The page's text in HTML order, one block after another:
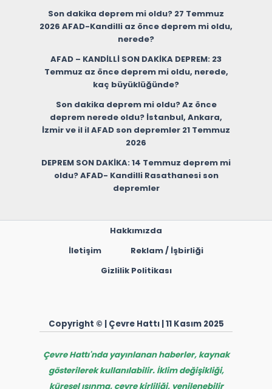
Son dakika deprem mi oldu? 27 Temmuz
2026 AFAD-Kandilli az önce deprem mi oldu,
nerede?
AFAD – KANDİLLİ SON DAKİKA DEPREM: 23
Temmuz az önce deprem mi oldu, nerede,
kaç büyüklüğünde?
Son dakika deprem mi oldu? Az önce
deprem nerede oldu? İstanbul, Ankara,
İzmir ve il il AFAD son depremler 21 Temmuz
2026
DEPREM SON DAKİKA: 14 Temmuz deprem mi
oldu? AFAD- Kandilli Rasathanesi son
depremler
Hakkımızda
İletişim
Reklam / İşbirliği
Gizlilik Politikası
Copyright © | Çevre Hattı | 11 Kasım 2025
Çevre Hattı'nda yayınlanan haberler, kaynak
gösterilerek kullanılabilir. İklim değişikliği,
küresel ısınma, çevre kirliliği, yenilenebilir